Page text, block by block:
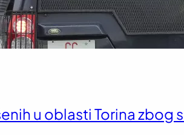
u oblasti Torina